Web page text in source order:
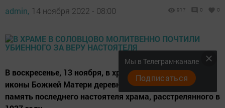
admin, 14 ноября 2022 - 08:00 917 0 0
В воскресенье, 13 ноября, в храме в честь Смоленской
иконы Божией Матери деревни Соловцово почтили
память последнего настоятеля храма, расстрелянного в
Мы в Телеграм-канале
Подписаться